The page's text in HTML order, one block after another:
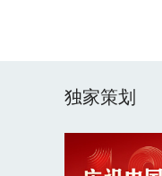
独家策划